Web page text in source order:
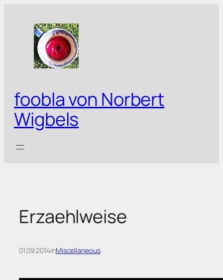
springen
foobla von Norbert
Wigbels
Erzaehlweise
01.09.2014inMiscellaneous